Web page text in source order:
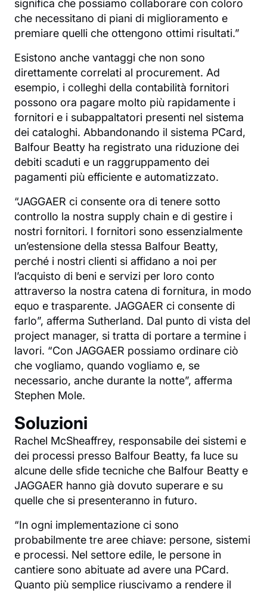
significa che possiamo collaborare con coloro
che necessitano di piani di miglioramento e
premiare quelli che ottengono ottimi risultati.”
Esistono anche vantaggi che non sono
direttamente correlati al procurement. Ad
esempio, i colleghi della contabilità fornitori
possono ora pagare molto più rapidamente i
fornitori e i subappaltatori presenti nel sistema
dei cataloghi. Abbandonando il sistema PCard,
Balfour Beatty ha registrato una riduzione dei
debiti scaduti e un raggruppamento dei
pagamenti più efficiente e automatizzato.
“JAGGAER ci consente ora di tenere sotto
controllo la nostra supply chain e di gestire i
nostri fornitori. I fornitori sono essenzialmente
un’estensione della stessa Balfour Beatty,
perché i nostri clienti si affidano a noi per
l’acquisto di beni e servizi per loro conto
attraverso la nostra catena di fornitura, in modo
equo e trasparente. JAGGAER ci consente di
farlo”, afferma Sutherland. Dal punto di vista del
project manager, si tratta di portare a termine i
lavori. “Con JAGGAER possiamo ordinare ciò
che vogliamo, quando vogliamo e, se
necessario, anche durante la notte”, afferma
Stephen Mole.
Soluzioni
Rachel McSheaffrey, responsabile dei sistemi e
dei processi presso Balfour Beatty, fa luce su
alcune delle sfide tecniche che Balfour Beatty e
JAGGAER hanno già dovuto superare e su
quelle che si presenteranno in futuro.
“In ogni implementazione ci sono
probabilmente tre aree chiave: persone, sistemi
e processi. Nel settore edile, le persone in
cantiere sono abituate ad avere una PCard.
Quanto più semplice riuscivamo a rendere il